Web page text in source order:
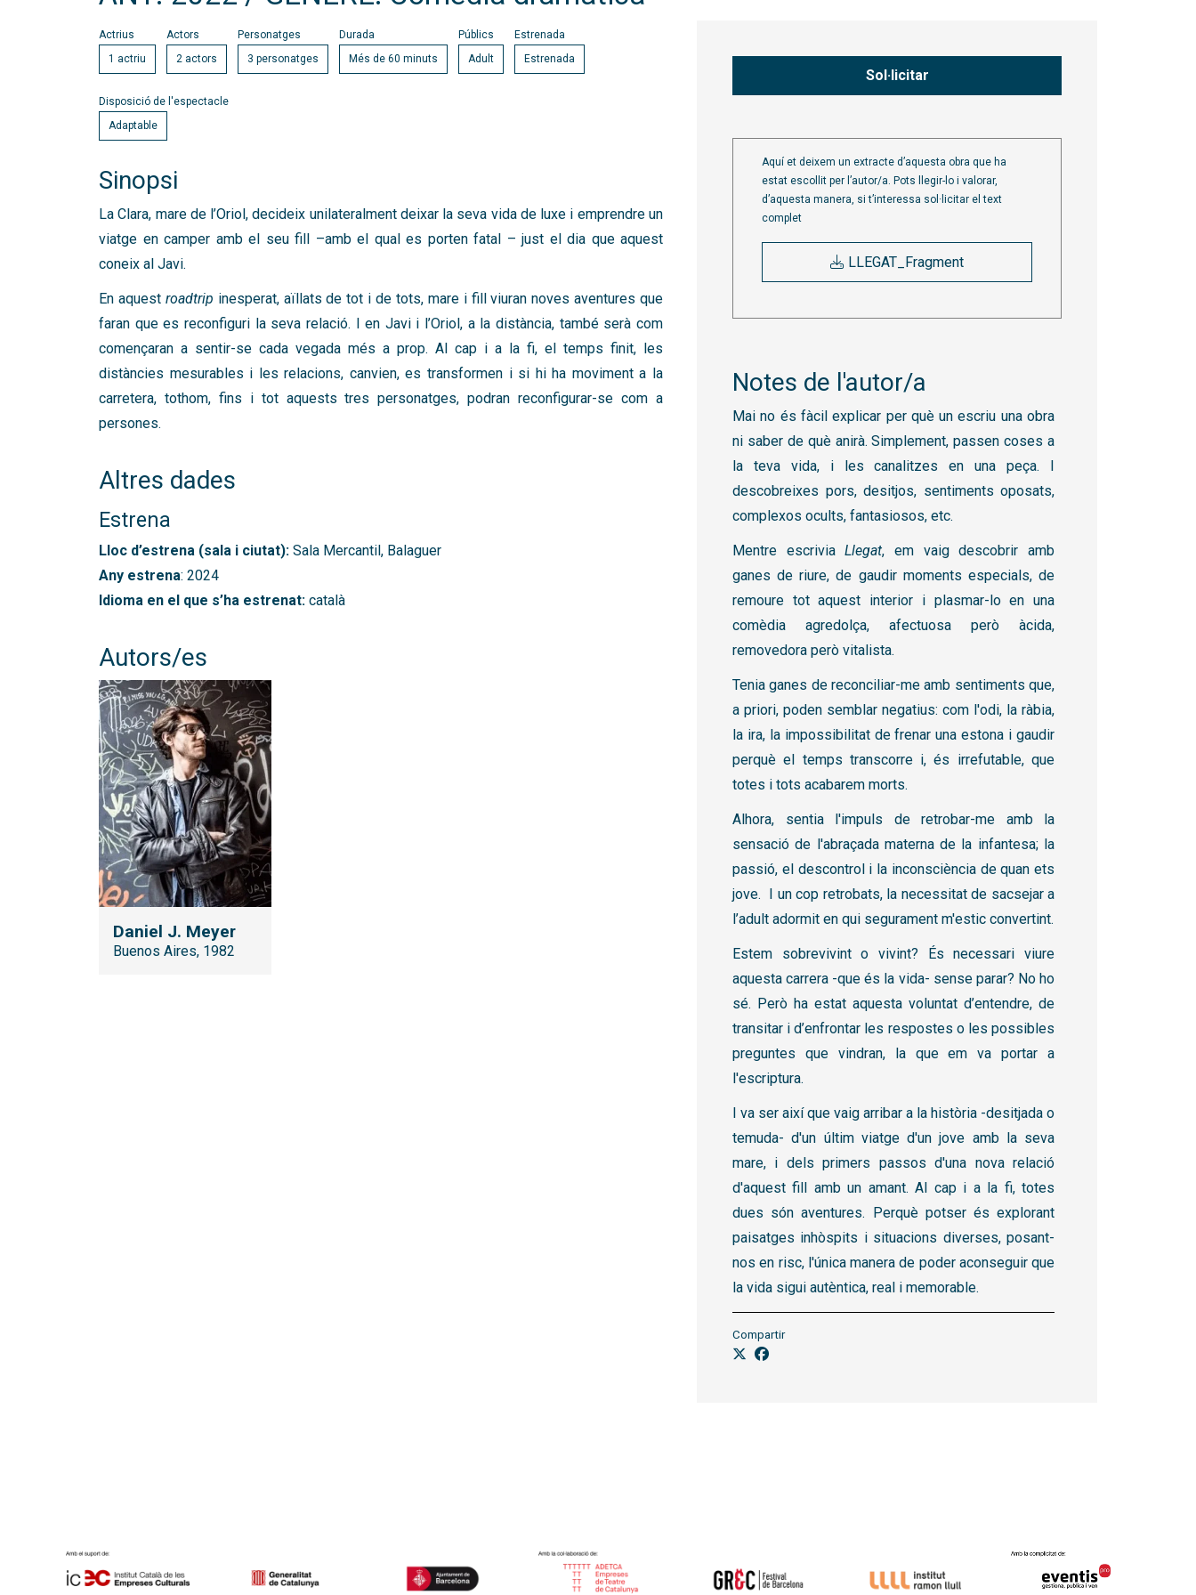
Sol·licitar
Aquí et deixem un extracte d’aquesta obra que ha
estat escollit per l’autor/a. Pots llegir-lo i valorar,
d’aquesta manera, si t’interessa sol·licitar el text
complet
LLEGAT_Fragment
Notes de l'autor/a
Mai no és fàcil explicar per què un escriu una obra
ni saber de què anirà. Simplement, passen coses a
la teva vida, i les canalitzes en una peça. I
descobreixes pors, desitjos, sentiments oposats,
complexos ocults, fantasiosos, etc.
Mentre escriviaLlegat, em vaig descobrir amb
ganes de riure, de gaudir moments especials, de
remoure tot aquest interior i plasmar-lo en una
comèdia agredolça, afectuosa però àcida,
removedora però vitalista.
Tenia ganes de reconciliar-me amb sentiments que,
a priori, poden semblar negatius: com l'odi, la ràbia,
la ira, la impossibilitat de frenar una estona i gaudir
perquè el temps transcorre i, és irrefutable, que
totes i tots acabarem morts.
Alhora, sentia l'impuls de retrobar-me amb la
sensació de l'abraçada materna de la infantesa; la
passió, el descontrol i la inconsciència de quan ets
jove. I un cop retrobats, la necessitat de sacsejar a
l’adult adormit en qui segurament m'estic convertint.
Estem sobrevivint o vivint? És necessari viure
aquesta carrera -que és la vida- sense parar? No ho
sé. Però ha estat aquesta voluntat d’entendre, de
transitar i d’enfrontar les respostes o les possibles
preguntes que vindran, la que em va portar a
l'escriptura.
I va ser així que vaig arribar a la història -desitjada o
temuda- d'un últim viatge d'un jove amb la seva
mare, i dels primers passos d'una nova relació
d'aquest fill amb un amant. Al cap i a la fi, totes
dues són aventures. Perquè potser és explorant
paisatges inhòspits i situacions diverses, posant-
nos en risc, l'única manera de poder aconseguir que
la vida sigui autèntica, real i memorable.
Compartir
Actrius
1 actriu
Actors
2 actors
Personatges
3 personatges
Durada
Més de 60 minuts
Públics
Adult
Estrenada
Estrenada
Disposició de l'espectacle
Adaptable
Sinopsi
La Clara, mare de l’Oriol, decideix unilateralment deixar la seva vida de luxe i emprendre un
viatge en camper amb el seu fill –amb el qual es porten fatal – just el dia que aquest
coneix al Javi.
En aquest roadtrip inesperat, aïllats de tot i de tots, mare i fill viuran noves aventures que
faran que es reconfiguri la seva relació. I en Javi i l’Oriol, a la distància, també serà com
començaran a sentir-se cada vegada més a prop. Al cap i a la fi, el temps finit, les
distàncies mesurables i les relacions, canvien, es transformen i si hi ha moviment a la
carretera, tothom, fins i tot aquests tres personatges, podran reconfigurar-se com a
persones.
Altres dades
Estrena
Lloc d’estrena (sala i ciutat): Sala Mercantil, Balaguer
Any estrena: 2024
Idioma en el que s’ha estrenat: català
Autors/es
Daniel J. Meyer
Buenos Aires, 1982